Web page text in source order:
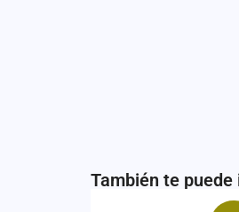
También te